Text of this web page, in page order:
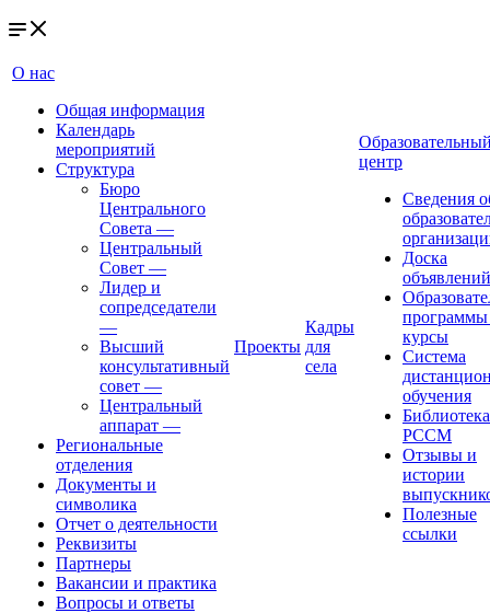
О нас
Общая информация
Календарь
мероприятий
Структура
Бюро
Центрального
Совета —
Центральный
Совет —
Лидер и
сопредседатели
—
Высший
консультативный
совет —
Центральный
аппарат —
Региональные
отделения
Документы и
символика
Отчет о деятельности
Реквизиты
Партнеры
Вакансии и практика
Вопросы и ответы
Проекты
Кадры
для
села
центр
Сведения
Доска
объявлений
курсы
Система
обучения
Библиотека
РССМ
Отзывы и
истории
Полезные
ссылки